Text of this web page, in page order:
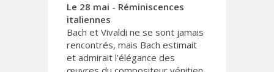
Le 28 mai - Réminiscences
italiennes
Bach et Vivaldi ne se sont jamais
rencontrés, mais Bach estimait
et admirait l’élégance des